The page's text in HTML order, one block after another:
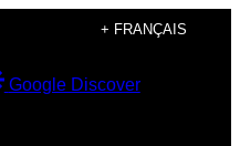
+ FRANÇAIS
Google Discover